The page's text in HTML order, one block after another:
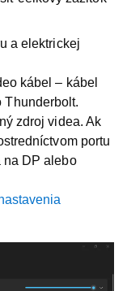
a elektrickej
kábel – kábel
Thunderbolt.
zdroj videa. Ak
portu
na DP alebo